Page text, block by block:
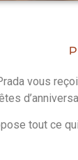
vous
tout ce